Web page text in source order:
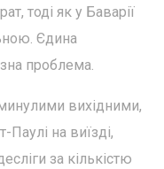
тоді як у Баварії
Єдина
проблема.
вихідними,
Паулі на виїзді,
за кількістю